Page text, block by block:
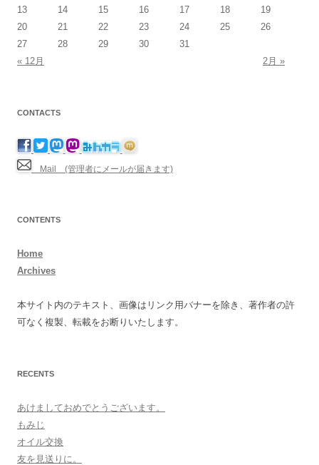
13
14 15 16 17 18
19
20
21 22 23 24 25
26
27
28 29 30
31
« 12月
2月 »
CONTACTS
Mail (管理者にメールが届きます)
CONTENTS
Home
Archives
本サイト内のテキスト、画像はリンク用バナーを除き、著作者の許
可なく複製、転載をお断りいたします。
RECENTS
あけましておめでとうございます。
もみじ
オイル交換
友を見送りに。